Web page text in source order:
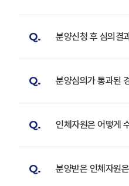
Q. 분양신청 후 심의결
Q. 분양심의가 통과된
Q. 인체자원은 어떻게
Q. 분양받은 인체자원